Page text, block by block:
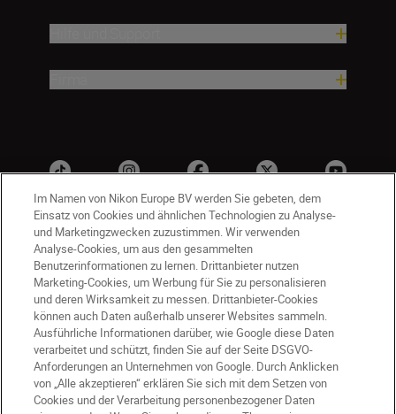
DE Nikon Sites
Kontakt
Datenschutzhinweis
Nutzungsbedingungen
Geschäftsbedingungen des Nikon Stores
Cookie-Hinweise
Barrierefreiheit
Im Namen von Nikon Europe BV werden Sie gebeten, dem
Einsatz von Cookies und ähnlichen Technologien zu Analyse-
und Marketingzwecken zuzustimmen. Wir verwenden
Analyse-Cookies, um aus den gesammelten
Benutzerinformationen zu lernen. Drittanbieter nutzen
Marketing-Cookies, um Werbung für Sie zu personalisieren
und deren Wirksamkeit zu messen. Drittanbieter-Cookies
können auch Daten außerhalb unserer Websites sammeln.
Ausführliche Informationen darüber, wie Google diese Daten
verarbeitet und schützt, finden Sie auf der Seite DSGVO-
Anforderungen an Unternehmen von Google. Durch Anklicken
von „Alle akzeptieren“ erklären Sie sich mit dem Setzen von
Cookies und der Verarbeitung personenbezogener Daten